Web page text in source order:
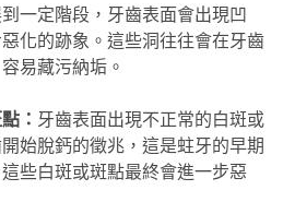
一定階段，牙齒表面會出現凹
化的跡象。這些洞往往會在牙齒
易藏污納垢。
： 牙齒表面出現不正常的白斑或
始脫鈣的徵兆，這是蛀牙的早期
些白斑或斑點最終會進一步惡